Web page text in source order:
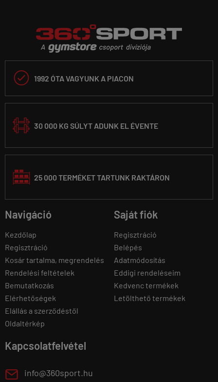
 1992 ÓTA VAGYUNK A PIACON
30 000 KG SÚLYT ADUNK EL ÉVENTE
25 000 TERMÉKET TARTUNK RAKTÁRON
Navigáció
Kezdőlap
Regisztráció
Kosár tartalma, megrendelés
Rendelési feltételek
Bemutatkozás
Elérhetőségek
Elállás a szerződéstől
Oldaltérkép
Saját fiók
Regisztráció
Belépés
Adatmódosítás
Eddigi rendeléseim
Kedvenc termékek
Letölthető termékek
Kapcsolatfelvétel
E info@360sport.hu